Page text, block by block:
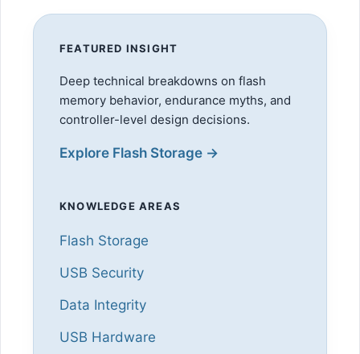
FEATURED INSIGHT
Deep technical breakdowns on flash
memory behavior, endurance myths, and
controller-level design decisions.
Explore Flash Storage →
KNOWLEDGE AREAS
Flash Storage
USB Security
Data Integrity
USB Hardware